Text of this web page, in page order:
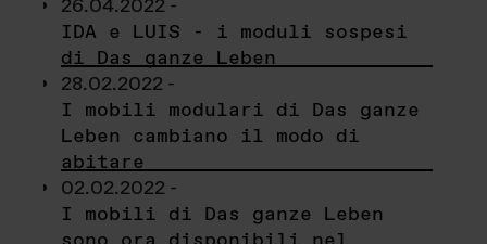
26.04.2022 -
IDA e LUIS - i moduli sospesi
di Das ganze Leben
28.02.2022 -
I mobili modulari di Das ganze
Leben cambiano il modo di
abitare
02.02.2022 -
I mobili di Das ganze Leben